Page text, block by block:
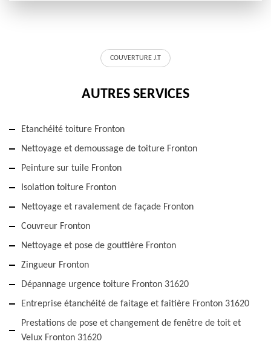
COUVERTURE J.T
AUTRES SERVICES
Etanchéité toiture Fronton
Nettoyage et demoussage de toiture Fronton
Peinture sur tuile Fronton
Isolation toiture Fronton
Nettoyage et ravalement de façade Fronton
Couvreur Fronton
Nettoyage et pose de gouttière Fronton
Zingueur Fronton
Dépannage urgence toiture Fronton 31620
Entreprise étanchéité de faitage et faitière Fronton 31620
Prestations de pose et changement de fenêtre de toit et
Velux Fronton 31620